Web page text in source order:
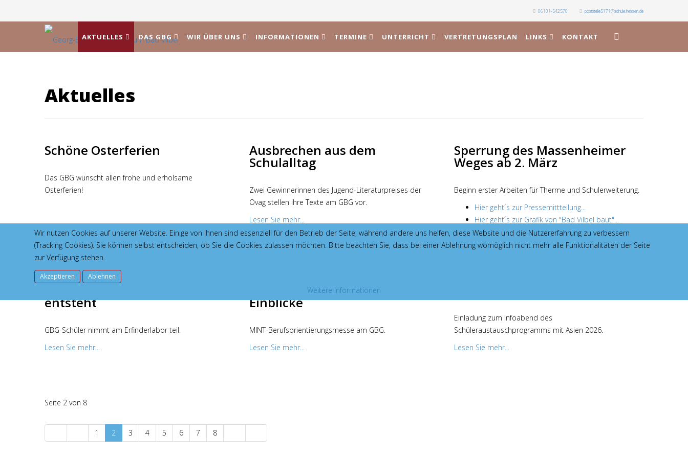
06101-542570 poststelle5171@schule.hessen.de
AKTUELLES DAS GBG WIR ÜBER UNS INFORMATIONEN TERMINE UNTERRICHT VERTRETUNGSPLAN LINKS KONTAKT
Aktuelles
Schöne Osterferien
Das GBG wünscht allen frohe und erholsame
Osterferien!
Ausbrechen aus dem
Schulalltag
Zwei Gewinnerinnen des Jugend-Literaturpreises der
Ovag stellen ihre Texte am GBG vor.
Lesen Sie mehr...
Sperrung des Massenheimer
Weges ab 2. März
Beginn erster Arbeiten für Therme und Schulerweiterung.
Hier geht´s zur Pressemittteilung...
Hier geht´s zur Grafik von "Bad Vilbel baut"...
entsteht
GBG-Schüler nimmt am Erfinderlabor teil.
Lesen Sie mehr...
Spannende Mischung und
Einblicke
MINT-Berufsorientierungsmesse am GBG.
Lesen Sie mehr...
Einladung zum Infoabend des
Schüleraustauschprogramms mit Asien 2026.
Lesen Sie mehr...
Seite 2 von 8
1 2 3 4 5 6 7 8
Wir nutzen Cookies auf unserer Website. Einige von ihnen sind essenziell für den Betrieb der Seite, während andere uns helfen, diese Website und die Nutzererfahrung zu verbessern
(Tracking Cookies). Sie können selbst entscheiden, ob Sie die Cookies zulassen möchten. Bitte beachten Sie, dass bei einer Ablehnung womöglich nicht mehr alle Funktionalitäten der Seite
zur Verfügung stehen.
Akzeptieren Ablehnen
Weitere Informationen